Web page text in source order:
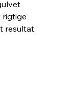
rigtige
resultat.